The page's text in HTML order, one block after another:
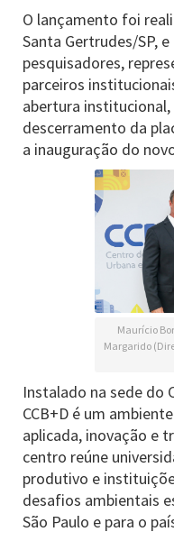
O lançamento foi
Santa Gertrudes/SP,
pesquisadores,
parceiros
abertura
descerramento da
a inauguração do
Maurício
Margarido
Instalado na sede do
CCB+D é um
aplicada, inovação e
centro reúne
produtivo e
desafios ambientais
São Paulo e para o